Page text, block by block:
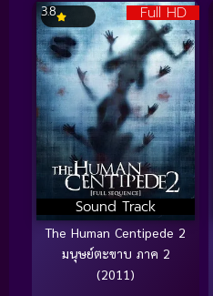
Full HD
Sound Track
3.8
The Human Centipede 2
มนุษย์ตะขาบ ภาค 2
(2011)